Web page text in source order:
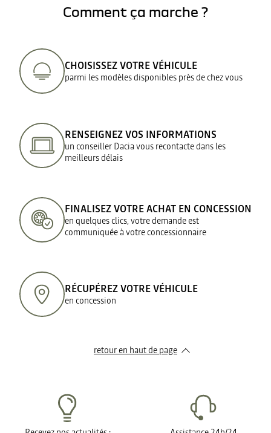
Comment ça marche ?
CHOISISSEZ VOTRE VÉHICULE
parmi les modèles disponibles près de chez vous
RENSEIGNEZ VOS INFORMATIONS
un conseiller Dacia vous recontacte dans les
meilleurs délais
FINALISEZ VOTRE ACHAT EN CONCESSION
en quelques clics, votre demande est
communiquée à votre concessionnaire
RÉCUPÉREZ VOTRE VÉHICULE
en concession
retour en haut de page​